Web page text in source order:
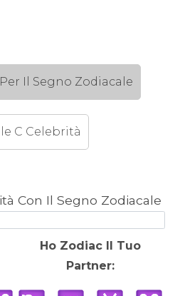
Il Segno Zodiacale
C Celebrità
Con Il Segno Zodiacale
Ho Zodiac Il Tuo
Partner: